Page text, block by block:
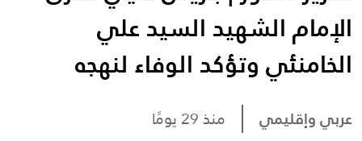
الإمام الشهيد السيد علي
الخامنئي وتؤكد الوفاء لنهجه
عربي وإقليمي منذ 29 يومًا